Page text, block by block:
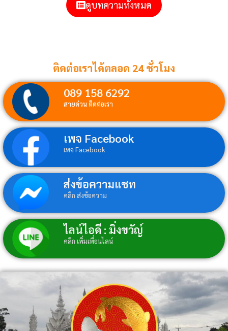
ดูบทความทั้งหมด
ติดต่อเราได้ตลอด 24 ชั่วโมง
089 158 6292
สายด่วน ติดต่อเรา
เพจ Facebook
เพจ Facebook
ส่งข้อความแชท
คลิก ส่งข้อความ
ไลน์ไอดี : มิ่งขวัญ์
คลิก เพิ่มเพื่อนไลน์